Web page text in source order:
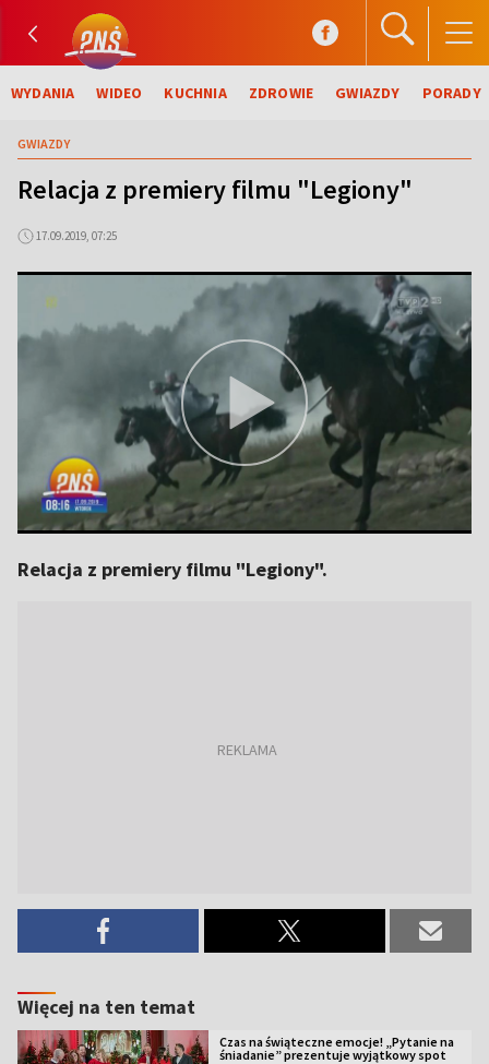
WYDANIA WIDEO KUCHNIA ZDROWIE GWIAZDY PORADY
GWIAZDY
Relacja z premiery filmu "Legiony"
17.09.2019, 07:25
Relacja z premiery filmu "Legiony".
Więcej na ten temat
Czas na świąteczne emocje! „Pytanie na
śniadanie” prezentuje wyjątkowy spot